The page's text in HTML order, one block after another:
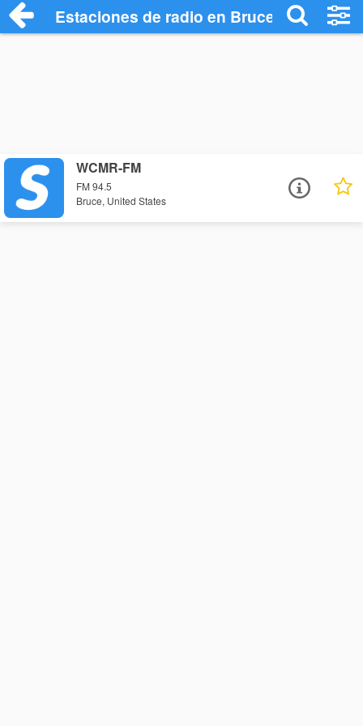
Estaciones de radio en Bruce -
WCMR-FM
FM 94.5
Bruce, United States